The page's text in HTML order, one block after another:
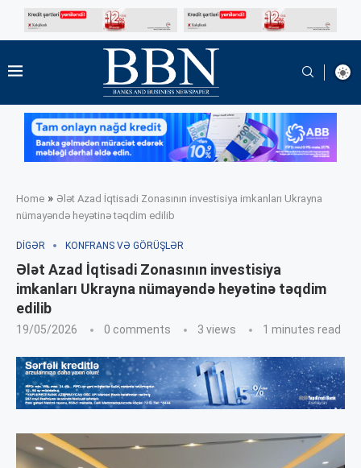
Home » Ələt Azad İqtisadi Zonasının investisiya imkanları Ukrayna
nümayəndə heyətinə təqdim edilib
DIGƏR KONFRANS VƏ GÖRÜŞLƏR
Ələt Azad İqtisadi Zonasının investisiya
imkanları Ukrayna nümayəndə heyətinə təqdim
edilib
19/05/2026 0 comments 3 views 1 minutes read